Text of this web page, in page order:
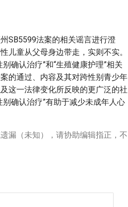
SB5599法案的相关谣言进行澄
儿童从父母身边带走，实则不实。
确认治疗”和“生殖健康护理”相关
的通过、内容及其对跨性别青少年
这一法律变化所反映的更广泛的社
确认治疗”有助于减少未成年人心
漏（未知），请协助编辑指正，不